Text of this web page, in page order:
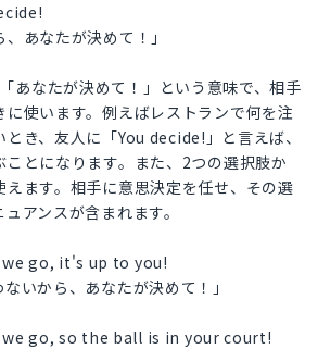
、あなたが決めて！」
あなたが決めて！」という意味で、相手
に使います。例えばレストランで何を注
き、友人に「You decide!」と言えば、
とになります。また、2つの選択肢か
えます。相手に意思決定を任せ、その選
アンスが含まれます。
go, it's up to you!
ないから、あなたが決めて！」
go, so the ball is in your court!